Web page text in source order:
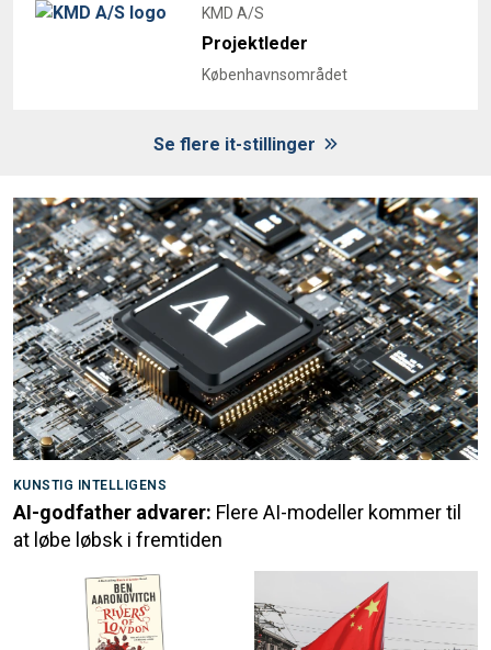
KMD A/S
Projektleder
Københavnsområdet
Se flere it-stillinger
KUNSTIG INTELLIGENS
AI-godfather advarer: Flere AI-modeller kommer til
at løbe løbsk i fremtiden